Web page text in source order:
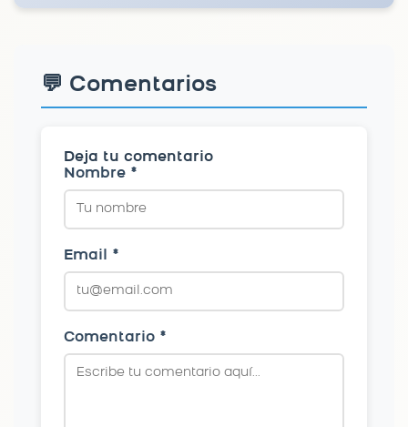
💬 Comentarios
Deja tu comentario
Nombre *
Email *
Comentario *